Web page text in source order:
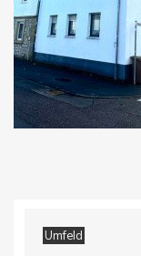
Umfeld